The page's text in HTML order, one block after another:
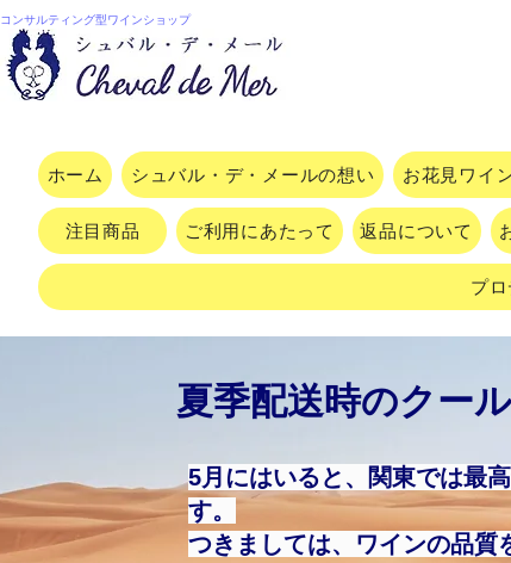
コンサルティング型ワインショップ
ホーム シュバル・デ・メールの想い お花見ワイ
注目商品 ご利用にあたって 返品について
プ
夏季配送時のクー
5月にはいると、関東では最
す。
つきましては、ワインの品質